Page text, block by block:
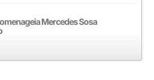
Mercedes Sosa